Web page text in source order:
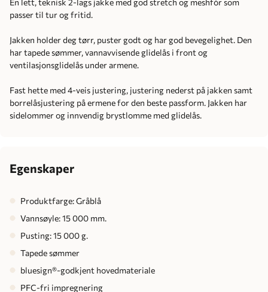
passer til tur og fritid.
Jakken holder deg tørr, puster godt og har god bevegelighet. Den
har tapede sømmer, vannavvisende glidelås i front og
ventilasjonsglidelås under armene.
Fast hette med 4-veis justering, justering nederst på jakken samt
borrelåsjustering på ermene for den beste passform. Jakken har
sidelommer og innvendig brystlomme med glidelås.
Egenskaper
Produktfarge: Gråblå
Vannsøyle: 15 000 mm.
Pusting: 15 000 g.
Tapede sømmer
bluesign®-godkjent hovedmateriale
PFC-fri impregnering